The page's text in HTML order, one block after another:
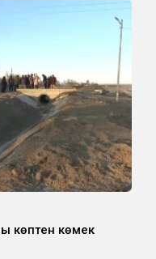
көптен көмек